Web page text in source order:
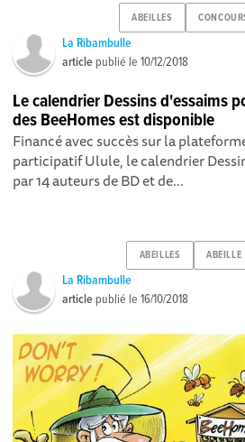
ABEILLES
La Ribambulle
article publié le10/12/2018
Le calendrier Dessins d'essaims
des BeeHomes est disponible
Financé avec succès sur la
participatif Ulule, le calendrier
par 14 auteurs de BD et de...
ABEILLES ABEILLE
La Ribambulle
article publié le16/10/2018